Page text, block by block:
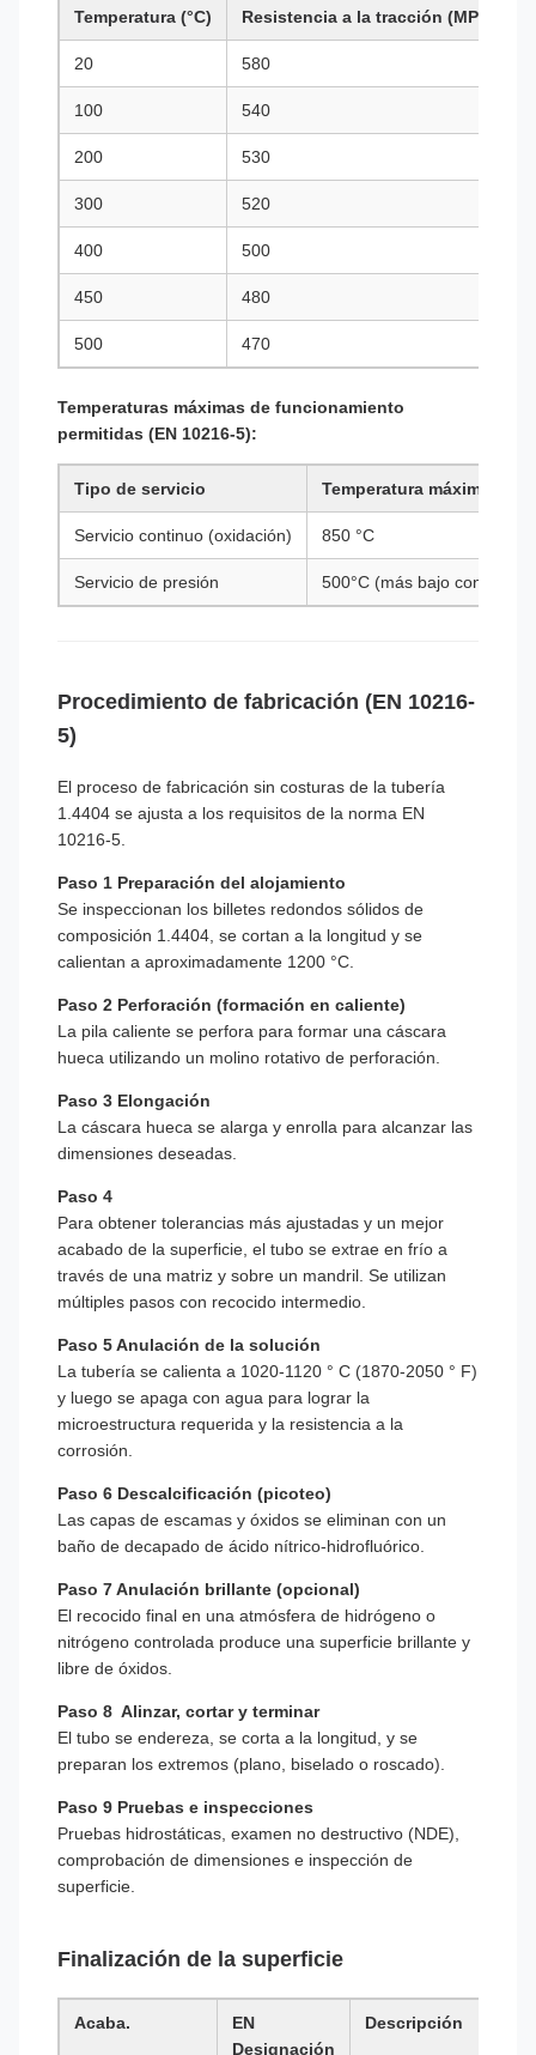
Temperatura (°C) Resistencia a la tracción (MPa)
20 580
100 540
200 530
300 520
400 500
450 480
500 470
Temperaturas máximas de funcionamiento
permitidas (EN 10216-5):
Tipo de servicio Temperatura máxima
Servicio continuo (oxidación) 850 °C
Servicio de presión 500°C (más bajo con
Procedimiento de fabricación (EN 10216-
5)
El proceso de fabricación sin costuras de la tubería
1.4404 se ajusta a los requisitos de la norma EN
10216-5.
Paso 1 Preparación del alojamiento
Se inspeccionan los billetes redondos sólidos de
composición 1.4404, se cortan a la longitud y se
calientan a aproximadamente 1200 °C.
Paso 2 Perforación (formación en caliente)
La pila caliente se perfora para formar una cáscara
hueca utilizando un molino rotativo de perforación.
Paso 3 Elongación
La cáscara hueca se alarga y enrolla para alcanzar las
dimensiones deseadas.
Paso 4
Para obtener tolerancias más ajustadas y un mejor
acabado de la superficie, el tubo se extrae en frío a
través de una matriz y sobre un mandril. Se utilizan
múltiples pasos con recocido intermedio.
Paso 5 Anulación de la solución
La tubería se calienta a 1020-1120 ° C (1870-2050 ° F)
y luego se apaga con agua para lograr la
microestructura requerida y la resistencia a la
corrosión.
Paso 6 Descalcificación (picoteo)
Las capas de escamas y óxidos se eliminan con un
baño de decapado de ácido nítrico-hidrofluórico.
Paso 7 Anulación brillante (opcional)
El recocido final en una atmósfera de hidrógeno o
nitrógeno controlada produce una superficie brillante y
libre de óxidos.
Paso 8 ️ Alinzar, cortar y terminar
El tubo se endereza, se corta a la longitud, y se
preparan los extremos (plano, biselado o roscado).
Paso 9 Pruebas e inspecciones
Pruebas hidrostáticas, examen no destructivo (NDE),
comprobación de dimensiones e inspección de
superficie.
Finalización de la superficie
Acaba.
EN
Designación
Descripción